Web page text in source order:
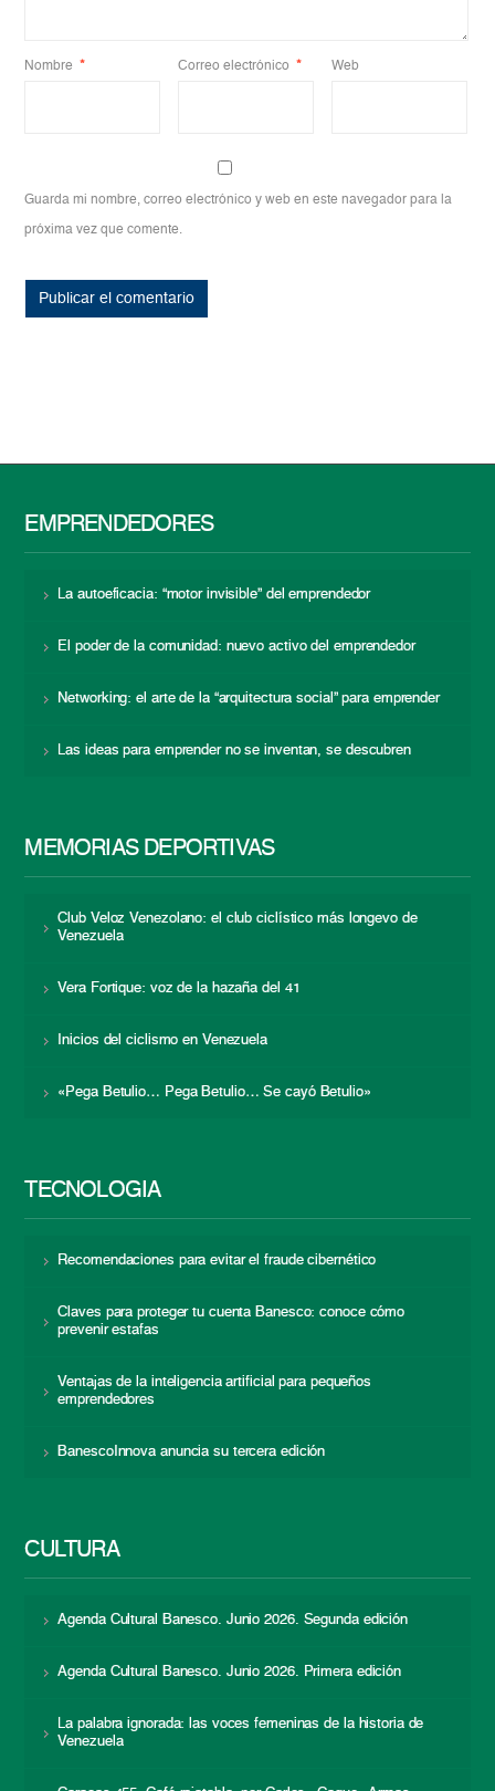
Nombre * Correo electrónico * Web
Guarda mi nombre, correo electrónico y web en este navegador para la
próxima vez que comente.
EMPRENDEDORES
La autoeficacia: “motor invisible” del emprendedor
El poder de la comunidad: nuevo activo del emprendedor
Networking: el arte de la “arquitectura social” para emprender
Las ideas para emprender no se inventan, se descubren
MEMORIAS DEPORTIVAS
Club Veloz Venezolano: el club ciclístico más longevo de
Venezuela
Vera Fortique: voz de la hazaña del 41
Inicios del ciclismo en Venezuela
«Pega Betulio… Pega Betulio… Se cayó Betulio»
TECNOLOGÍA
Recomendaciones para evitar el fraude cibernético
Claves para proteger tu cuenta Banesco: conoce cómo
prevenir estafas
Ventajas de la inteligencia artificial para pequeños
emprendedores
BanescoInnova anuncia su tercera edición
CULTURA
Agenda Cultural Banesco. Junio 2026. Segunda edición
Agenda Cultural Banesco. Junio 2026. Primera edición
La palabra ignorada: las voces femeninas de la historia de
Venezuela